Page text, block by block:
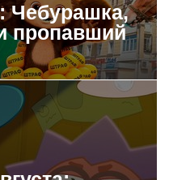
Чебурашка,
пропавший